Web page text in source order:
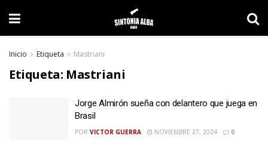
Inicio Etiqueta Mastriani
Etiqueta: Mastriani
Jorge Almirón sueña con delantero que juega en
Brasil
POR VICTOR GUERRA NOVIEMBRE 27, 2024 0